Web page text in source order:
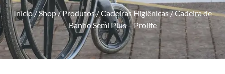
Início/Shop/Produtos/Cadeiras Higiênicas/ Cadeira de
Banho Semi Plus – Prolife